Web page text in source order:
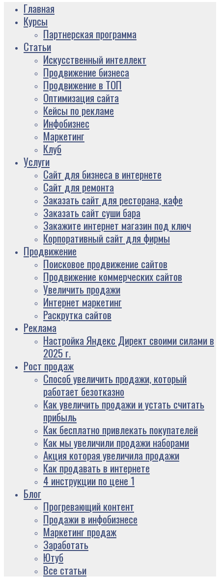
Главная
Курсы
Партнерская программа
Статьи
Искусственный интеллект
Продвижение бизнеса
Продвижение в ТОП
Оптимизация сайта
Кейсы по рекламе
Инфобизнес
Маркетинг
Клуб
Услуги
Сайт для бизнеса в интернете
Сайт для ремонта
Заказать сайт для ресторана, кафе
Заказать сайт суши бара
Закажите интернет магазин под ключ
Корпоративный сайт для фирмы
Продвижение
Поисковое продвижение сайтов
Продвижение коммерческих сайтов
Увеличить продажи
Интернет маркетинг
Раскрутка сайтов
Реклама
Настройка Яндекс Директ своими силами в
2025 г.
Рост продаж
Способ увеличить продажи, который
работает безотказно
Как увеличить продажи и устать считать
прибыль
Как бесплатно привлекать покупателей
Как мы увеличили продажи наборами
Акция которая увеличила продажи
Как продавать в интернете
4 инструкции по цене 1
Блог
Прогревающий контент
Продажи в инфобизнесе
Маркетинг продаж
Заработать
Ютуб
Все статьи